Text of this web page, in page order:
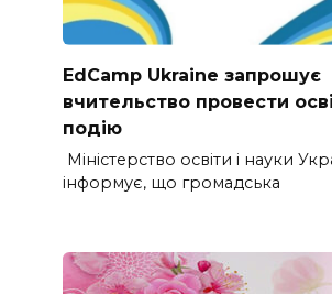
EdCamp Ukraine запрошує
вчительство провести
подію
Міністерство освіти і науки
інформує, що громадська